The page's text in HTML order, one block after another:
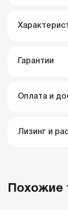
Гарантии
Оплата и
Лизинг и
Похожие